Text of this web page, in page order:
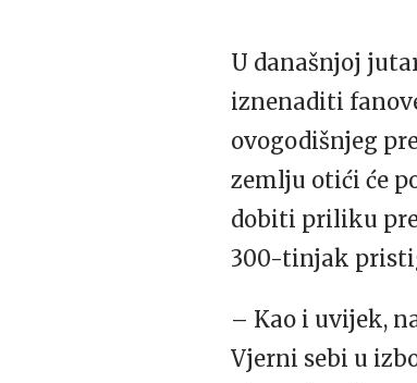
U današnjoj
iznenaditi
ovogodišnjeg
zemlju otići će
dobiti priliku
300-tinjak
– Kao i uvijek,
Vjerni sebi u